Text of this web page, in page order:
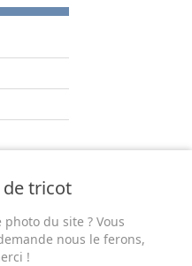
tricot
du site ? Vous
nous le ferons,
!